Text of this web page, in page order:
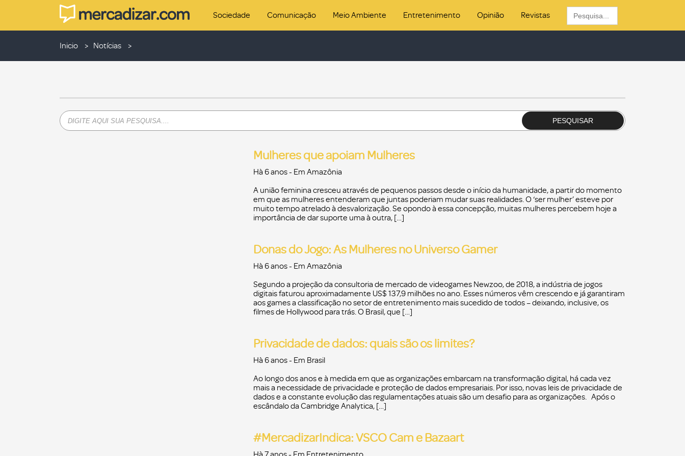
Sociedade Comunicação Meio Ambiente Entretenimento Opinião Revistas
Search
for:
Inicio Notícias
PESQUISAR
Mulheres que apoiam Mulheres
Hà 6 anos- Em Amazônia
A união feminina cresceu através de pequenos passos desde o início da humanidade, a partir do momento
em que as mulheres entenderam que juntas poderiam mudar suas realidades. O ‘ser mulher’ esteve por
muito tempo atrelado à desvalorização. Se opondo à essa concepção, muitas mulheres percebem hoje a
importância de dar suporte uma à outra, […]
Donas do Jogo: As Mulheres no Universo Gamer
Hà 6 anos- Em Amazônia
Segundo a projeção da consultoria de mercado de videogames Newzoo, de 2018, a indústria de jogos
digitais faturou aproximadamente US$ 137,9 milhões no ano. Esses números vêm crescendo e já garantiram
aos games a classificação no setor de entretenimento mais sucedido de todos – deixando, inclusive, os
filmes de Hollywood para trás. O Brasil, que […]
Privacidade de dados: quais são os limites?
Hà 6 anos- Em Brasil
Ao longo dos anos e à medida em que as organizações embarcam na transformação digital, há cada vez
mais a necessidade de privacidade e proteção de dados empresariais. Por isso, novas leis de privacidade de
dados e a constante evolução das regulamentações atuais são um desafio para as organizações. Após o
escândalo da Cambridge Analytica, […]
#MercadizarIndica: VSCO Cam e Bazaart